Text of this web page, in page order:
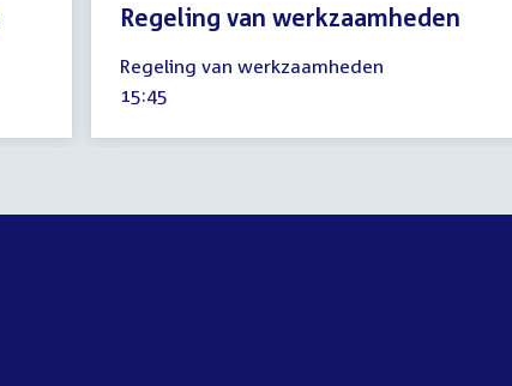
Regeling van werkzaamheden
oktober
2024
Regeling van werkzaamheden
Tijd
15:45